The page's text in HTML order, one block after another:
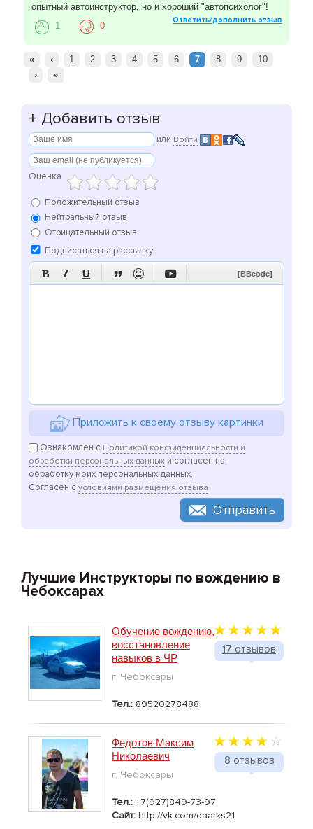
опытный автоинструктор, но и хороший "автопсихолог"!
Ответить/дополнить отзыв
1 0
« ‹ 1 2 3 4 5 6 7 8 9
10
›
»
+ Добавить отзыв
или Войти
Оценка
Положительный отзыв
Нейтральный отзыв
Отрицательный отзыв
Подписаться на рассылку
      [BBcode]
Приложить к своему отзыву картинки
Ознакомлен с Политикой конфиденциальности и
обработки персональных данных и согласен на
обработку моих персональных данных.
Согласен с условиями размещения отзыва
Отправить
Лучшие Инструкторы по вождению в
Чебоксарах
17 отзывов
Обучение вождению,
восстановление
навыков в ЧР
г. Чебоксары
Тел.: 89520278488
8 отзывов
Федотов Максим
Николаевич
г. Чебоксары
Тел.: +7(927)849-73-97
Сайт: http://vk.com/daarks21